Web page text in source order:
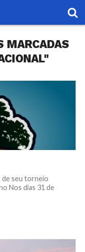
MARCADAS
de seu torneio
Nos dias 31 de